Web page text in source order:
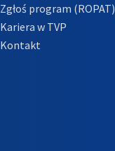
Zgłoś program (ROPAT)
Kariera w TVP
Kontakt